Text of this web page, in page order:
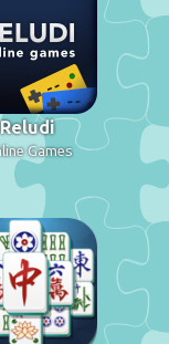
Reludi
Games